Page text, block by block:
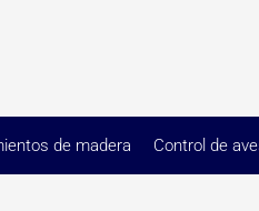
de madera Control de